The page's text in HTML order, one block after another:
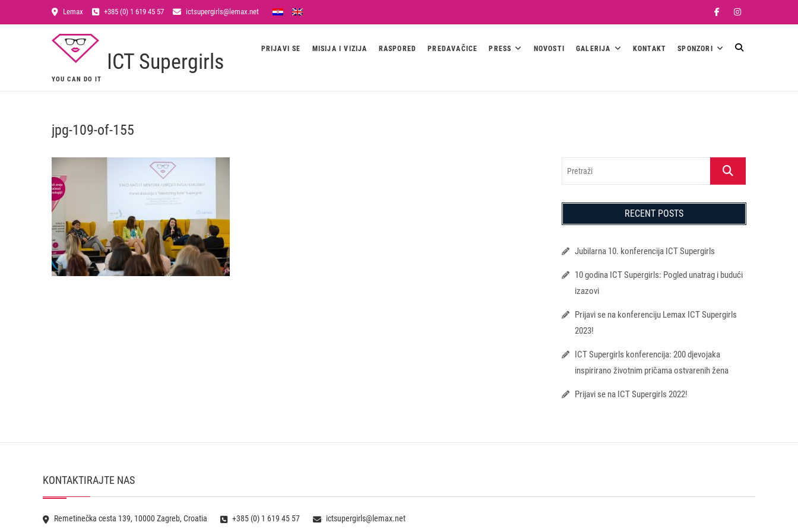
Lemax +385 (0) 1 619 45 57 ictsupergirls@lemax.net FacebookInstagram
ICT Supergirls
YOU CAN DO IT
PRIJAVI SE MISIJA I VIZIJA RASPORED PREDAVAČICE PRESS NOVOSTI GALERIJA KONTAKT SPONZORI
jpg-109-of-155
Pretraži
RECENT POSTS
Jubilarna 10. konferencija ICT Supergirls
10 godina ICT Supergirls: Pogled unatrag i budući
izazovi
Prijavi se na konferenciju Lemax ICT Supergirls
2023!
ICT Supergirls konferencija: 200 djevojaka
inspirirano životnim pričama ostvarenih žena
Prijavi se na ICT Supergirls 2022!
KONTAKTIRAJTE NAS
Remetinečka cesta 139, 10000 Zagreb, Croatia +385 (0) 1 619 45 57 ictsupergirls@lemax.net